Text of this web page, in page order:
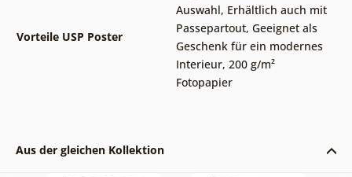
Vorteile USP Poster
Auswahl, Erhältlich auch mit
Passepartout, Geeignet als
Geschenk für ein modernes
Interieur, 200 g/m²
Fotopapier
Aus der gleichen Kollektion